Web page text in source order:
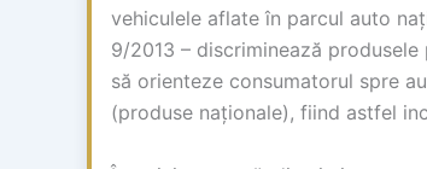
vehiculele aflate în parcul auto
9/2013 – discriminează
să orienteze consumatorul spre
(produse naționale), fiind astfel